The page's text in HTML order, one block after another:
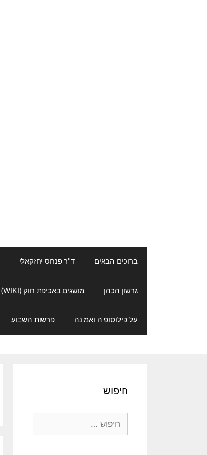
ברוכים הבאים ד"ר פנחס יחזקאלי
גרשון הכהן מושגים באכיפת חוק (WIKI)
על פילוסופיה ואמונה פרשות השבוע
חיפוש